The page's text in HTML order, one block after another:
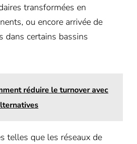
transformées en
ou encore arrivée de
dans certains bassins
réduire le turnover avec
telles que les réseaux de